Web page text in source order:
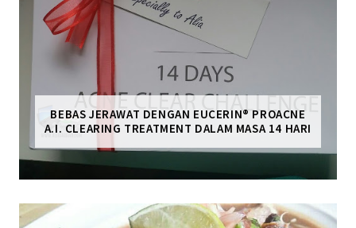
BEBAS JERAWAT DENGAN EUCERIN® PROACNE
A.I. CLEARING TREATMENT DALAM MASA 14 HARI